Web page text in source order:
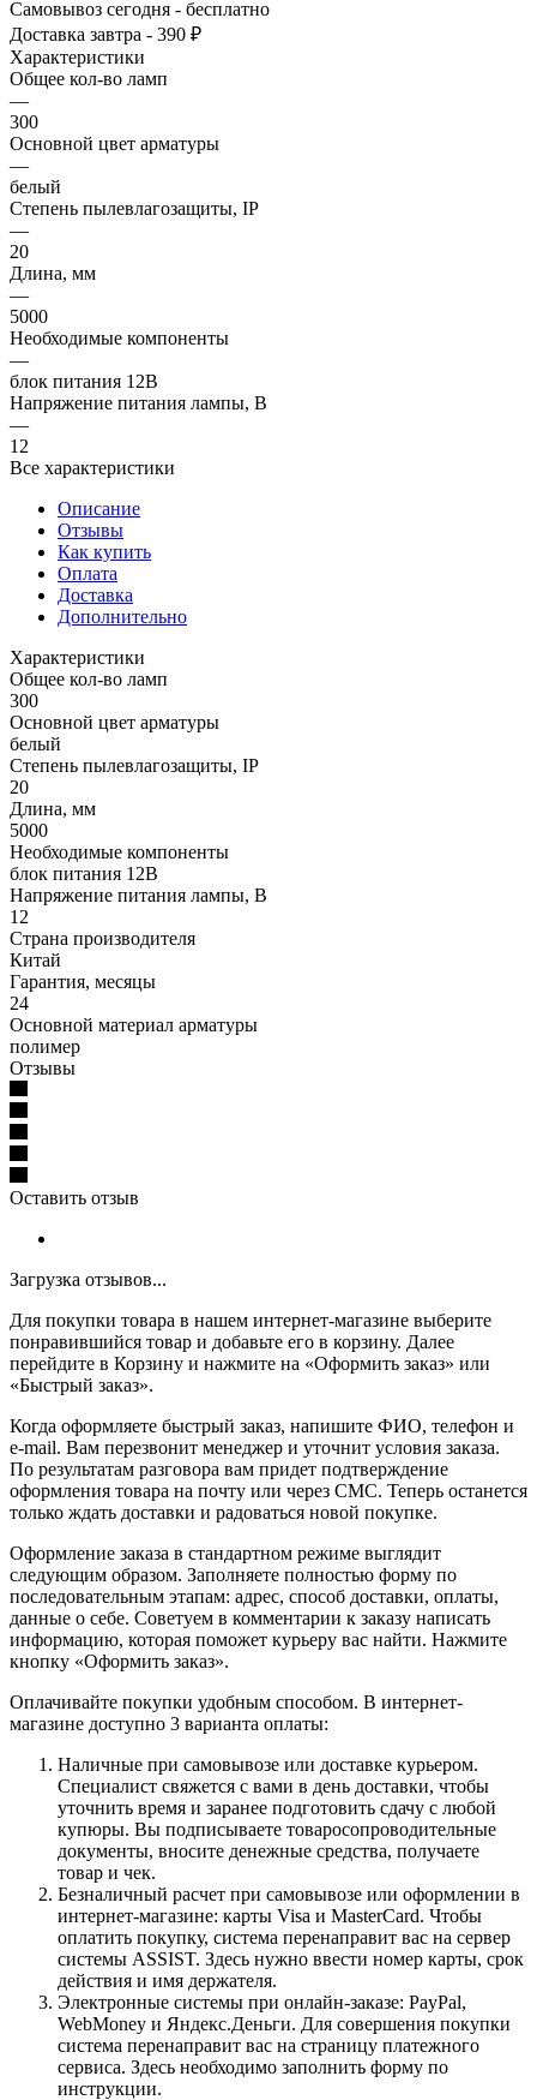
Самовывоз сегодня - бесплатно
Доставка завтра - 390 ₽
Характеристики
Общее кол-во ламп
—
300
Основной цвет арматуры
—
белый
Степень пылевлагозащиты, IP
—
20
Длина, мм
—
5000
Необходимые компоненты
—
блок питания 12В
Напряжение питания лампы, В
—
12
Все характеристики
Описание
Отзывы
Как купить
Оплата
Доставка
Дополнительно
Характеристики
Общее кол-во ламп
300
Основной цвет арматуры
белый
Степень пылевлагозащиты, IP
20
Длина, мм
5000
Необходимые компоненты
блок питания 12В
Напряжение питания лампы, В
12
Страна производителя
Китай
Гарантия, месяцы
24
Основной материал арматуры
полимер
Отзывы
Оставить отзыв
Загрузка отзывов...
Для покупки товара в нашем интернет-магазине выберите
понравившийся товар и добавьте его в корзину. Далее
перейдите в Корзину и нажмите на «Оформить заказ» или
«Быстрый заказ».
Когда оформляете быстрый заказ, напишите ФИО, телефон и
e-mail. Вам перезвонит менеджер и уточнит условия заказа.
По результатам разговора вам придет подтверждение
оформления товара на почту или через СМС. Теперь останется
только ждать доставки и радоваться новой покупке.
Оформление заказа в стандартном режиме выглядит
следующим образом. Заполняете полностью форму по
последовательным этапам: адрес, способ доставки, оплаты,
данные о себе. Советуем в комментарии к заказу написать
информацию, которая поможет курьеру вас найти. Нажмите
кнопку «Оформить заказ».
Оплачивайте покупки удобным способом. В интернет-
магазине доступно 3 варианта оплаты:
Наличные при самовывозе или доставке курьером.
Специалист свяжется с вами в день доставки, чтобы
уточнить время и заранее подготовить сдачу с любой
купюры. Вы подписываете товаросопроводительные
документы, вносите денежные средства, получаете
товар и чек.
Безналичный расчет при самовывозе или оформлении в
интернет-магазине: карты Visa и MasterCard. Чтобы
оплатить покупку, система перенаправит вас на сервер
системы ASSIST. Здесь нужно ввести номер карты, срок
действия и имя держателя.
Электронные системы при онлайн-заказе: PayPal,
WebMoney и Яндекс.Деньги. Для совершения покупки
система перенаправит вас на страницу платежного
сервиса. Здесь необходимо заполнить форму по
инструкции.